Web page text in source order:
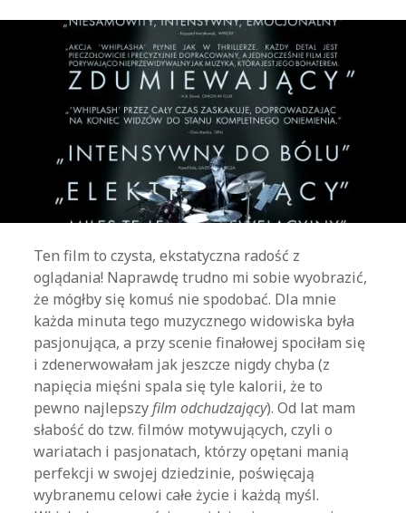
Ten film to czysta, ekstatyczna radość z
oglądania! Naprawdę trudno mi sobie wyobrazić,
że mógłby się komuś nie spodobać. Dla mnie
każda minuta tego muzycznego widowiska była
pasjonująca, a przy scenie finałowej spociłam się
i zdenerwowałam jak jeszcze nigdy chyba (z
napięcia mięśni spala się tyle kalorii, że to
pewno najlepszyfilm odchudzający). Od lat mam
słabość do tzw. filmów motywujących, czyli o
wariatach i pasjonatach, którzy opętani manią
perfekcji w swojej dziedzinie, poświęcają
wybranemu celowi całe życie i każdą myśl.